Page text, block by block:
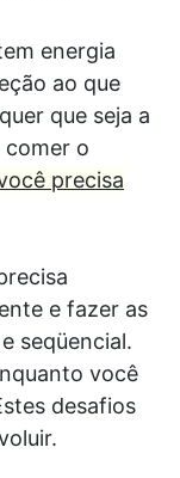
energia
ao que
que seja a
comer o
precisa
e fazer as
seqüencial.
você
desafios